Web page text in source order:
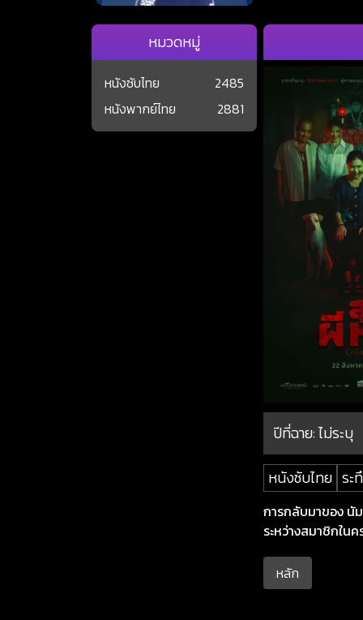
ปีที่ฉาย:ไม่ระบุ
หนังซับไทย ระ
การกลับมาของ นั
ระหว่างสมาชิกใน
หลัก
หมวดหมู่
หนังซับไทย
2485
หนังพากย์ไทย
2881